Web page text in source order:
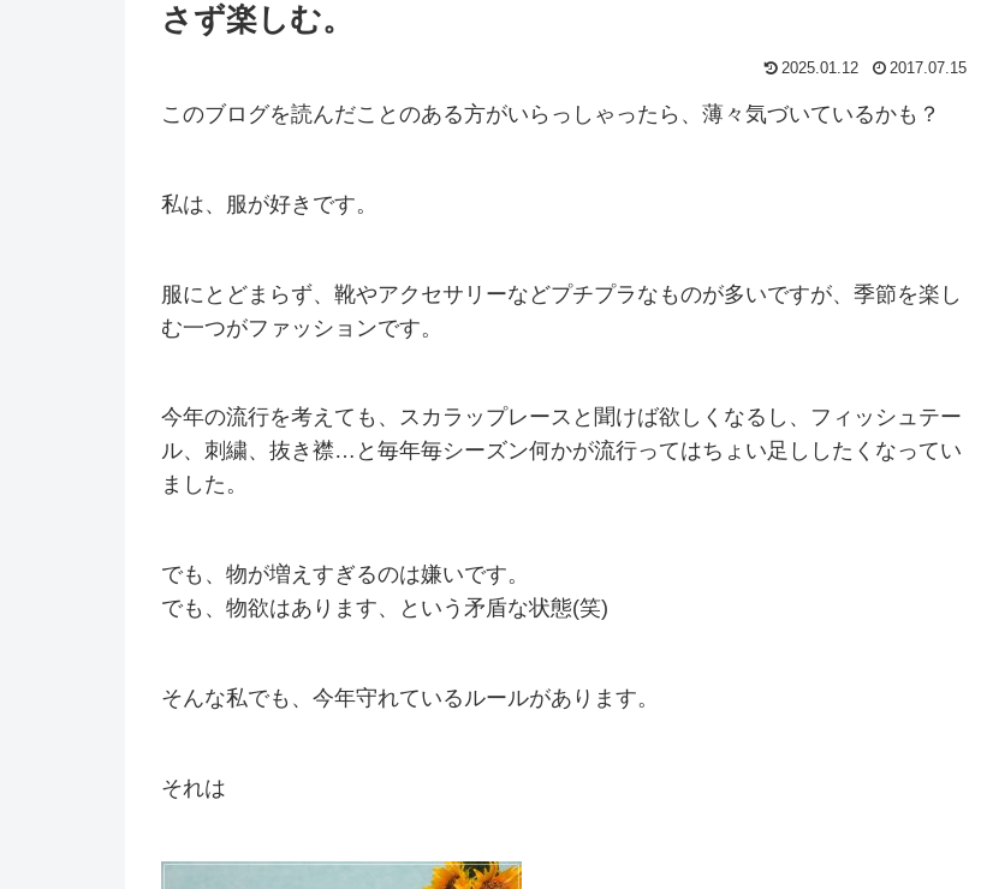
さず楽しむ。
2025.01.12 2017.07.15
このブログを読んだことのある方がいらっしゃったら、薄々気づいているかも？
私は、服が好きです。
服にとどまらず、靴やアクセサリーなどプチプラなものが多いですが、季節を楽し
む一つがファッションです。
今年の流行を考えても、スカラップレースと聞けば欲しくなるし、フィッシュテー
ル、刺繍、抜き襟…と毎年毎シーズン何かが流行ってはちょい足ししたくなってい
ました。
でも、物が増えすぎるのは嫌いです。
でも、物欲はあります、という矛盾な状態(笑)
そんな私でも、今年守れているルールがあります。
それは